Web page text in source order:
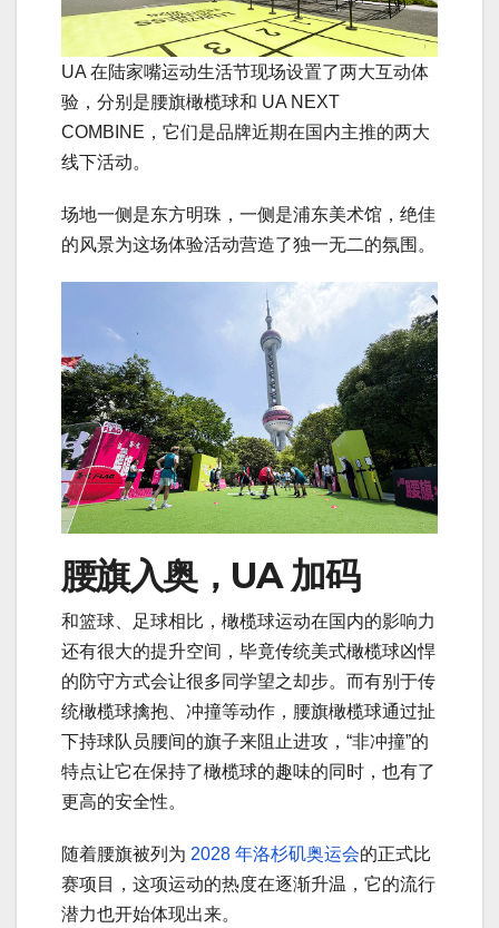
UA 在陆家嘴运动生活节现场设置了两大互动体
验，分别是腰旗橄榄球和 UA NEXT
COMBINE，它们是品牌近期在国内主推的两大
线下活动。
场地一侧是东方明珠，一侧是浦东美术馆，绝佳
的风景为这场体验活动营造了独一无二的氛围。
腰旗入奥，UA 加码
和篮球、足球相比，橄榄球运动在国内的影响力
还有很大的提升空间，毕竟传统美式橄榄球凶悍
的防守方式会让很多同学望之却步。而有别于传
统橄榄球擒抱、冲撞等动作，腰旗橄榄球通过扯
下持球队员腰间的旗子来阻止进攻，“非冲撞”的
特点让它在保持了橄榄球的趣味的同时，也有了
更高的安全性。
随着腰旗被列为 2028 年洛杉矶奥运会的正式比
赛项目，这项运动的热度在逐渐升温，它的流行
潜力也开始体现出来。